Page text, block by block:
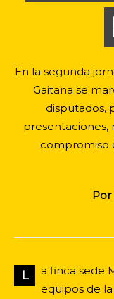
En la segunda
Gaitana se
disputados,
presentaciones,
compromiso
Por
L
a finca sede
equipos de